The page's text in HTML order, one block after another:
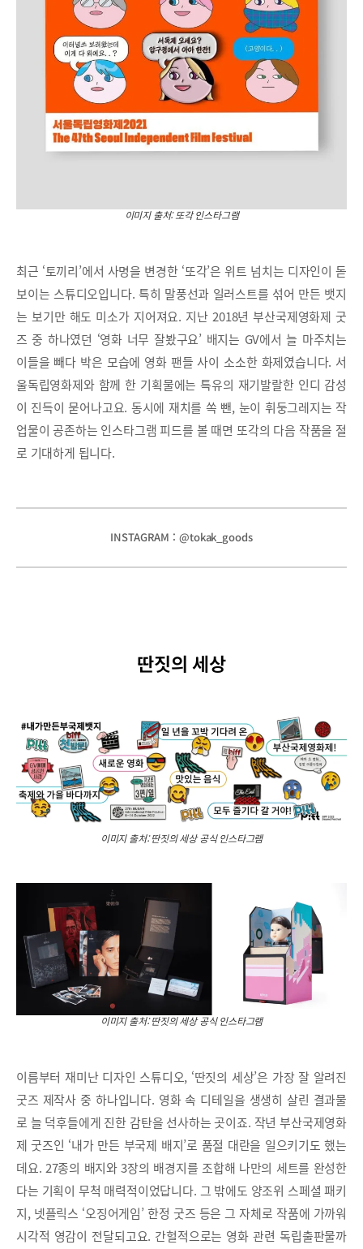
이미지 출처: 또각 인스타그램
최근 ‘토끼리’에서 사명을 변경한 ‘또각’은 위트 넘치는 디자인이 돋
보이는 스튜디오입니다. 특히 말풍선과 일러스트를 섞어 만든 뱃지
는 보기만 해도 미소가 지어져요. 지난 2018년 부산국제영화제 굿
즈 중 하나였던 ‘영화 너무 잘봤구요’ 배지는 GV에서 늘 마주치는
이들을 빼다 박은 모습에 영화 팬들 사이 소소한 화제였습니다. 서
울독립영화제와 함께 한 기획물에는 특유의 재기발랄한 인디 감성
이 진득이 묻어나고요. 동시에 재치를 쏙 뺀, 눈이 휘둥그레지는 작
업물이 공존하는 인스타그램 피드를 볼 때면 또각의 다음 작품을 절
로 기대하게 됩니다.
INSTAGRAM : @tokak_goods
딴짓의 세상
이미지 출처: 딴짓의 세상 공식 인스타그램
이미지 출처: 딴짓의 세상 공식 인스타그램
이름부터 재미난 디자인 스튜디오, ‘딴짓의 세상’은 가장 잘 알려진
굿즈 제작사 중 하나입니다. 영화 속 디테일을 생생히 살린 결과물
로 늘 덕후들에게 진한 감탄을 선사하는 곳이죠. 작년 부산국제영화
제 굿즈인 ‘내가 만든 부국제 배지’로 품절 대란을 일으키기도 했는
데요. 27종의 배지와 3장의 배경지를 조합해 나만의 세트를 완성한
다는 기획이 무척 매력적이었답니다. 그 밖에도 양조위 스페셜 패키
지, 넷플릭스 ‘오징어게임’ 한정 굿즈 등은 그 자체로 작품에 가까워
시각적 영감이 전달되고요. 간헐적으로는 영화 관련 독립출판물까